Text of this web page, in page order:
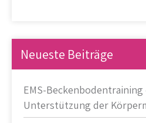
Neueste Beiträge
EMS-Beckenbodentraining
Unterstützung der